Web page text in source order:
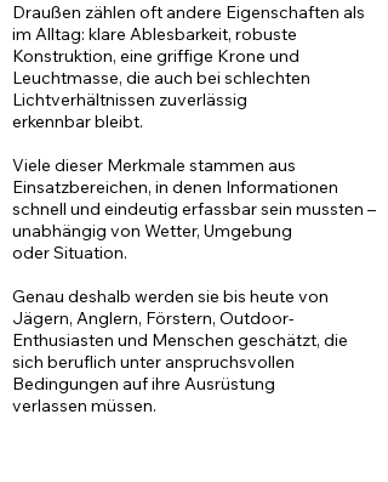
Draußen zählen oft andere Eigenschaften als
im Alltag: klare Ablesbarkeit, robuste
Konstruktion, eine griffige Krone und
Leuchtmasse, die auch bei schlechten
Lichtverhältnissen zuverlässig
erkennbar bleibt.
Viele dieser Merkmale stammen aus
Einsatzbereichen, in denen Informationen
schnell und eindeutig erfassbar sein mussten –
unabhängig von Wetter, Umgebung
oder Situation.
Genau deshalb werden sie bis heute von
Jägern, Anglern, Förstern, Outdoor-
Enthusiasten und Menschen geschätzt, die
sich beruflich unter anspruchsvollen
Bedingungen auf ihre Ausrüstung
verlassen müssen.